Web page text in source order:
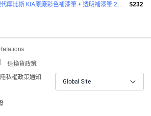
HYUNDAI MOBIS 現代摩比斯 KIA原廠彩色補漆筆 + 透明補漆筆 2件組 $232
退換貨政策
私權政策通知
Global Site